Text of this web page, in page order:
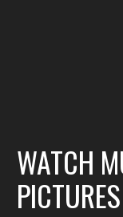
WATCH
PICTURES